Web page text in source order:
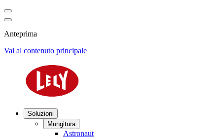
Anteprima
Vai al contenuto principale
Soluzioni
Mungitura
Astronaut